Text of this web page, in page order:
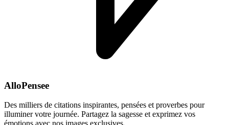
AlloPensee
Des milliers de citations inspirantes, pensées et proverbes pour
illuminer votre journée. Partagez la sagesse et exprimez vos